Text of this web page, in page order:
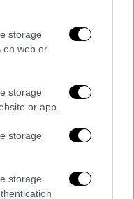
storage
on web or
storage
or app.
storage
storage